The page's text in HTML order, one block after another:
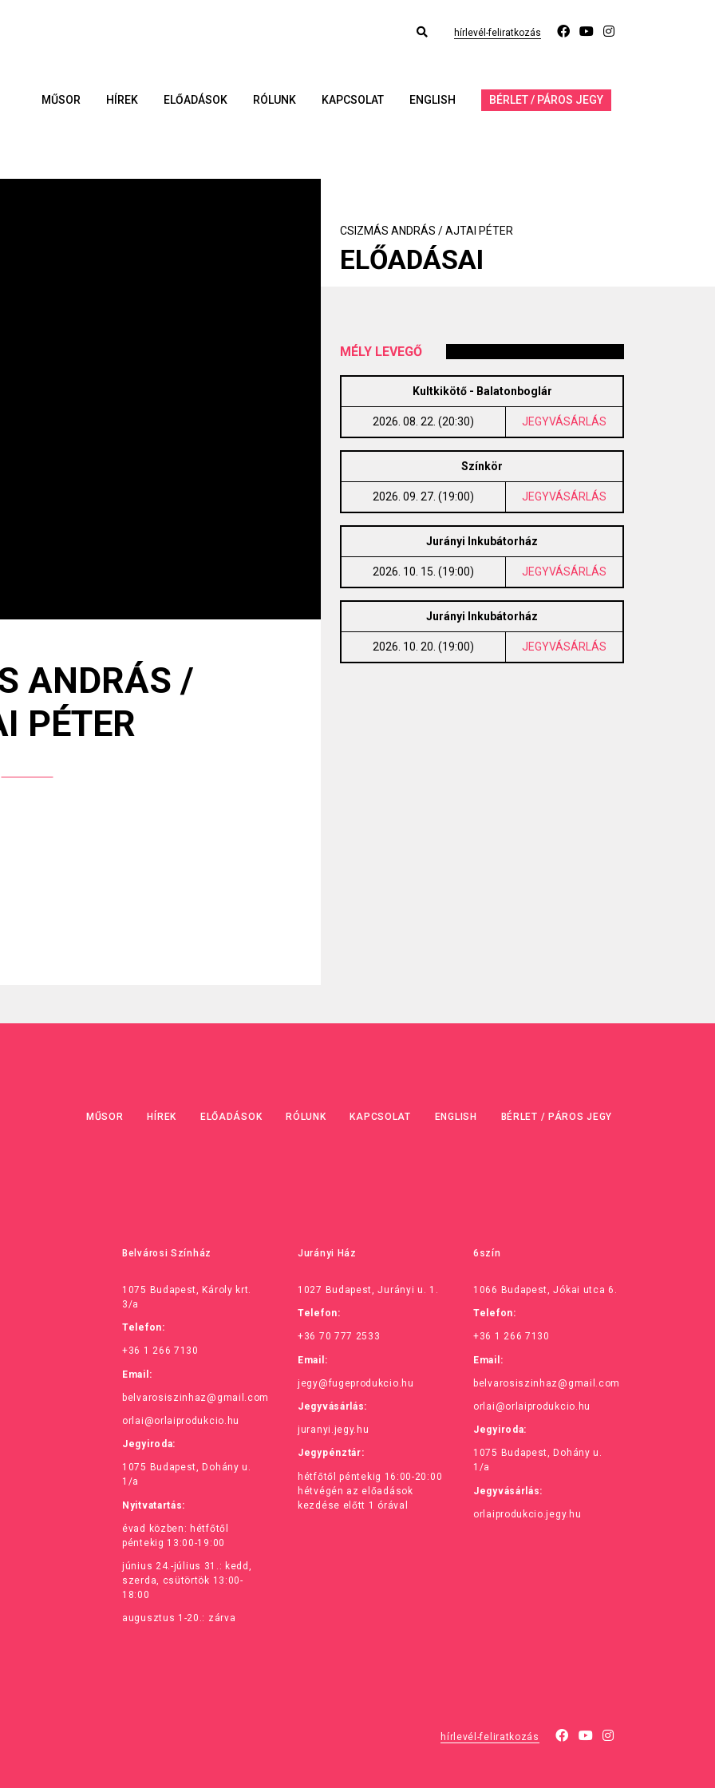
hírlevél-feliratkozás
MŰSOR HÍREK ELŐADÁSOK RÓLUNK KAPCSOLAT ENGLISH BÉRLET / PÁROS JEGY
ANDRÁS /
PÉTER
CSIZMÁS ANDRÁS / AJTAI PÉTER
ELŐADÁSAI
MÉLY LEVEGŐ
Kultkikötő - Balatonboglár
2026. 08. 22. (20:30) JEGYVÁSÁRLÁS
Színkör
2026. 09. 27. (19:00) JEGYVÁSÁRLÁS
Jurányi Inkubátorház
2026. 10. 15. (19:00) JEGYVÁSÁRLÁS
Jurányi Inkubátorház
2026. 10. 20. (19:00) JEGYVÁSÁRLÁS
MŰSOR HÍREK ELŐADÁSOK RÓLUNK KAPCSOLAT ENGLISH BÉRLET / PÁROS JEGY
Belvárosi Színház
1075 Budapest, Károly krt.
3/a
Telefon:
+36 1 266 7130
Email:
belvarosiszinhaz@gmail.com
orlai@orlaiprodukcio.hu
Jegyiroda:
1075 Budapest, Dohány u.
1/a
Nyitvatartás:
évad közben: hétfőtől
péntekig 13:00-19:00
június 24.-július 31.: kedd,
szerda, csütörtök 13:00-
18:00
augusztus 1-20.: zárva
Jurányi Ház
1027 Budapest, Jurányi u. 1.
Telefon:
+36 70 777 2533
Email:
jegy@fugeprodukcio.hu
Jegyvásárlás:
juranyi.jegy.hu
Jegypénztár:
hétfőtől péntekig 16:00-20:00
hétvégén az előadások
kezdése előtt 1 órával
6szín
1066 Budapest, Jókai utca 6.
Telefon:
+36 1 266 7130
Email:
belvarosiszinhaz@gmail.com
orlai@orlaiprodukcio.hu
Jegyiroda:
1075 Budapest, Dohány u.
1/a
Jegyvásárlás:
orlaiprodukcio.jegy.hu
hírlevél-feliratkozás